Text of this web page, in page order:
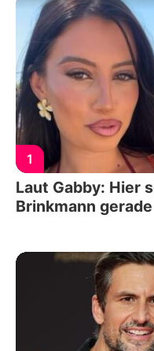
1
Laut Gabby: Hier
Brinkmann